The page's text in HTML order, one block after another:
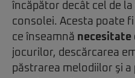
încăpător decât cel de
consolei. Acesta poate
ce înseamnă necesitate
jocurilor, descărcarea
păstrarea melodiilor şi